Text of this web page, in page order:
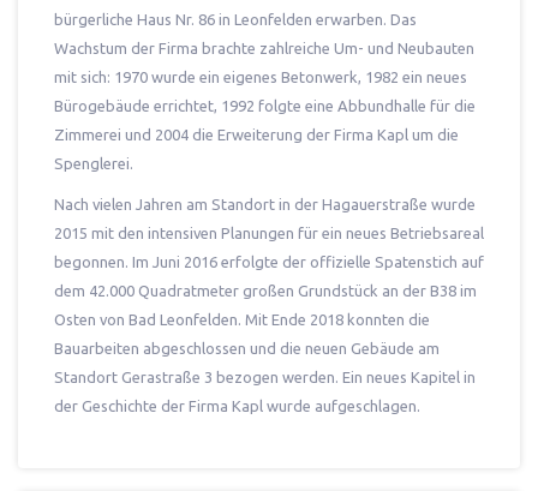
bürgerliche Haus Nr. 86 in Leonfelden erwarben. Das
Wachstum der Firma brachte zahlreiche Um- und Neubauten
mit sich: 1970 wurde ein eigenes Betonwerk, 1982 ein neues
Bürogebäude errichtet, 1992 folgte eine Abbundhalle für die
Zimmerei und 2004 die Erweiterung der Firma Kapl um die
Spenglerei.
Nach vielen Jahren am Standort in der Hagauerstraße wurde
2015 mit den intensiven Planungen für ein neues Betriebsareal
begonnen. Im Juni 2016 erfolgte der offizielle Spatenstich auf
dem 42.000 Quadratmeter großen Grundstück an der B38 im
Osten von Bad Leonfelden. Mit Ende 2018 konnten die
Bauarbeiten abgeschlossen und die neuen Gebäude am
Standort Gerastraße 3 bezogen werden. Ein neues Kapitel in
der Geschichte der Firma Kapl wurde aufgeschlagen.